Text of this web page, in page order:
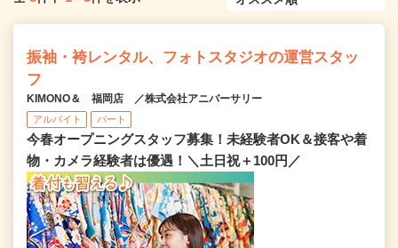
振袖・袴レンタル、フォトスタジオの運営スタッ
フ
KIMONO＆ 福岡店 ／株式会社アニバーサリー
アルバイト パート
今春オープニングスタッフ募集！未経験者OK＆接客や着
物・カメラ経験者は優遇！＼土日祝＋100円／